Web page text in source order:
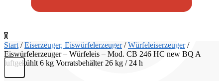
0
Start /Eiserzeuger, Eiswürfelerzeuger/Würfeleiserzeuger/
Eiswürfelerzeuger – Würfeleis – Mod. CB 246 HC new BQ A
luftgekühlt 6 kg Vorratsbehälter 26 kg / 24 h